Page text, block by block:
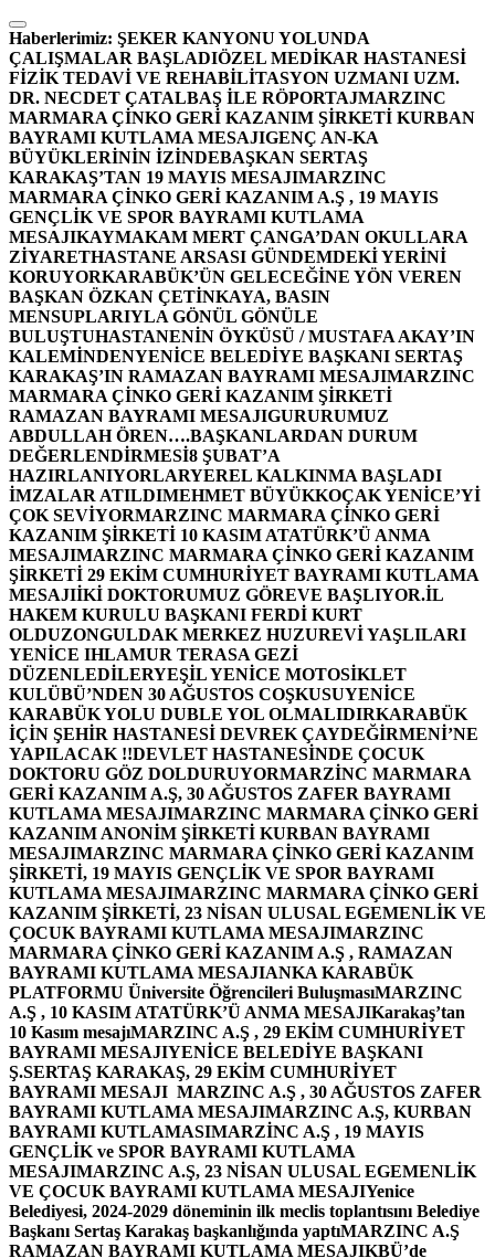
İçeriğe
atla
Haberlerimiz: ŞEKER KANYONU YOLUNDA
ÇALIŞMALAR BAŞLADIÖZEL MEDİKAR HASTANESİ
FİZİK TEDAVİ VE REHABİLİTASYON UZMANI UZM.
DR. NECDET ÇATALBAŞ İLE RÖPORTAJMARZINC
MARMARA ÇİNKO GERİ KAZANIM ŞİRKETİ KURBAN
BAYRAMI KUTLAMA MESAJIGENÇ AN-KA
BÜYÜKLERİNİN İZİNDEBAŞKAN SERTAŞ
KARAKAŞ’TAN 19 MAYIS MESAJIMARZINC
MARMARA ÇİNKO GERİ KAZANIM A.Ş , 19 MAYIS
GENÇLİK VE SPOR BAYRAMI KUTLAMA
MESAJIKAYMAKAM MERT ÇANGA’DAN OKULLARA
ZİYARETHASTANE ARSASI GÜNDEMDEKİ YERİNİ
KORUYORKARABÜK’ÜN GELECEĞİNE YÖN VEREN
BAŞKAN ÖZKAN ÇETİNKAYA, BASIN
MENSUPLARIYLA GÖNÜL GÖNÜLE
BULUŞTUHASTANENİN ÖYKÜSÜ / MUSTAFA AKAY’IN
KALEMİNDENYENİCE BELEDİYE BAŞKANI SERTAŞ
KARAKAŞ’IN RAMAZAN BAYRAMI MESAJIMARZINC
MARMARA ÇİNKO GERİ KAZANIM ŞİRKETİ
RAMAZAN BAYRAMI MESAJIGURURUMUZ
ABDULLAH ÖREN….BAŞKANLARDAN DURUM
DEĞERLENDİRMESİ8 ŞUBAT’A
HAZIRLANIYORLARYEREL KALKINMA BAŞLADI
İMZALAR ATILDIMEHMET BÜYÜKKOÇAK YENİCE’Yİ
ÇOK SEVİYORMARZINC MARMARA ÇİNKO GERİ
KAZANIM ŞİRKETİ 10 KASIM ATATÜRK’Ü ANMA
MESAJIMARZINC MARMARA ÇİNKO GERİ KAZANIM
ŞİRKETİ 29 EKİM CUMHURİYET BAYRAMI KUTLAMA
MESAJIİKİ DOKTORUMUZ GÖREVE BAŞLIYOR.İL
HAKEM KURULU BAŞKANI FERDİ KURT
OLDUZONGULDAK MERKEZ HUZUREVİ YAŞLILARI
YENİCE IHLAMUR TERASA GEZİ
DÜZENLEDİLERYEŞİL YENİCE MOTOSİKLET
KULÜBÜ’NDEN 30 AĞUSTOS COŞKUSUYENİCE
KARABÜK YOLU DUBLE YOL OLMALIDIRKARABÜK
İÇİN ŞEHİR HASTANESİ DEVREK ÇAYDEĞİRMENİ’NE
YAPILACAK !!DEVLET HASTANESİNDE ÇOCUK
DOKTORU GÖZ DOLDURUYORMARZİNC MARMARA
GERİ KAZANIM A.Ş, 30 AĞUSTOS ZAFER BAYRAMI
KUTLAMA MESAJIMARZINC MARMARA ÇİNKO GERİ
KAZANIM ANONİM ŞİRKETİ KURBAN BAYRAMI
MESAJIMARZINC MARMARA ÇİNKO GERİ KAZANIM
ŞİRKETİ, 19 MAYIS GENÇLİK VE SPOR BAYRAMI
KUTLAMA MESAJIMARZINC MARMARA ÇİNKO GERİ
KAZANIM ŞİRKETİ, 23 NİSAN ULUSAL EGEMENLİK VE
ÇOCUK BAYRAMI KUTLAMA MESAJIMARZINC
MARMARA ÇİNKO GERİ KAZANIM A.Ş , RAMAZAN
BAYRAMI KUTLAMA MESAJIANKA KARABÜK
PLATFORMU Üniversite Öğrencileri BuluşmasıMARZINC
A.Ş , 10 KASIM ATATÜRK’Ü ANMA MESAJIKarakaş’tan
10 Kasım mesajıMARZINC A.Ş , 29 EKİM CUMHURİYET
BAYRAMI MESAJIYENİCE BELEDİYE BAŞKANI
Ş.SERTAŞ KARAKAŞ, 29 EKİM CUMHURİYET
BAYRAMI MESAJI MARZINC A.Ş , 30 AĞUSTOS ZAFER
BAYRAMI KUTLAMA MESAJIMARZINC A.Ş, KURBAN
BAYRAMI KUTLAMASIMARZİNC A.Ş , 19 MAYIS
GENÇLİK ve SPOR BAYRAMI KUTLAMA
MESAJIMARZINC A.Ş, 23 NİSAN ULUSAL EGEMENLİK
VE ÇOCUK BAYRAMI KUTLAMA MESAJIYenice
Belediyesi, 2024-2029 döneminin ilk meclis toplantısını Belediye
Başkanı Sertaş Karakaş başkanlığında yaptıMARZINC A.Ş
RAMAZAN BAYRAMI KUTLAMA MESAJIKBÜ’de